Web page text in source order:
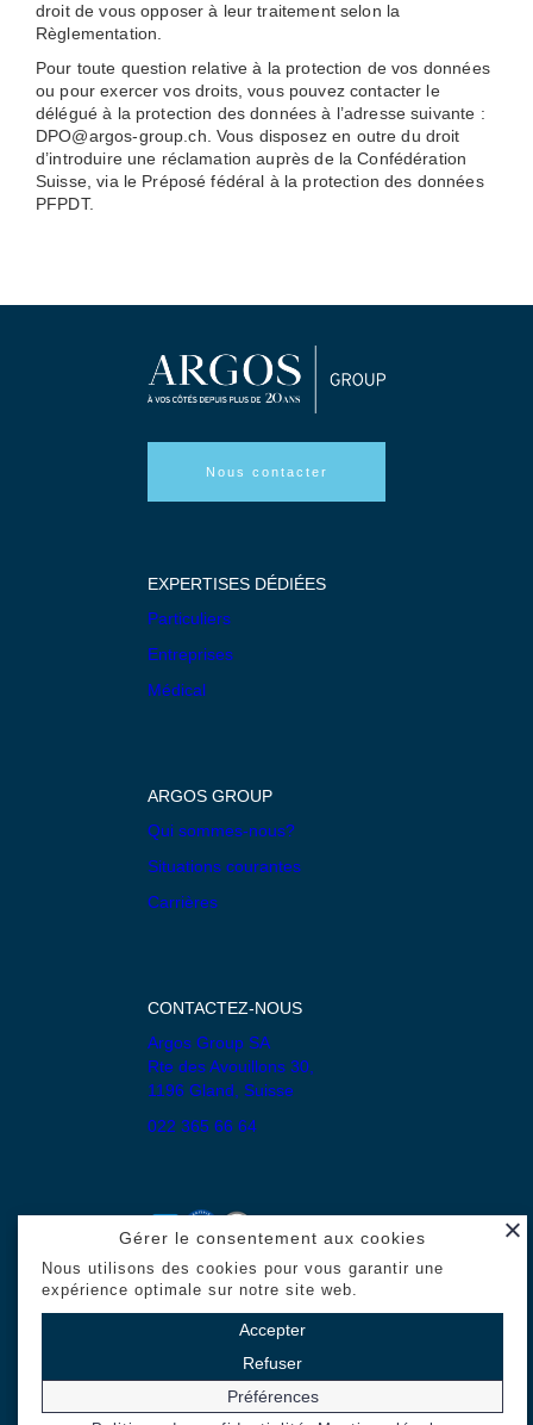
droit de vous opposer à leur traitement selon la
Règlementation.
Pour toute question relative à la protection de vos données
ou pour exercer vos droits, vous pouvez contacter le
délégué à la protection des données à l’adresse suivante :
DPO@argos-group.ch. Vous disposez en outre du droit
d’introduire une réclamation auprès de la Confédération
Suisse, via le Préposé fédéral à la protection des données
PFPDT.
Nous contacter
EXPERTISES DÉDIÉES
Particuliers
Entreprises
Médical
ARGOS GROUP
Qui sommes-nous?
Situations courantes
Carrières
CONTACTEZ-NOUS
Argos Group SA
Rte des Avouillons 30,
1196 Gland, Suisse
022 365 66 64
Mentions légales
Politique de confidentialité
© 2025 Développé avec passion par l’agence de communication Habefast
Gérer le consentement aux cookies
Nous utilisons des cookies pour vous garantir une
expérience optimale sur notre site web.
Accepter
Refuser
Préférences